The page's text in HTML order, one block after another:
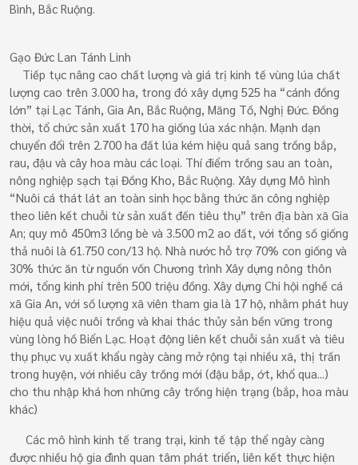
Bình, Bắc Ruộng.
Gạo Đức Lan Tánh Linh
Tiếp tục nâng cao chất lượng và giá trị kinh tế vùng lúa chất
lượng cao trên 3.000 ha, trong đó xây dựng 525 ha “cánh đồng
lớn” tại Lạc Tánh, Gia An, Bắc Ruộng, Măng Tố, Nghị Đức. Đồng
thời, tổ chức sản xuất 170 ha giống lúa xác nhận. Mạnh dạn
chuyển đổi trên 2.700 ha đất lúa kém hiệu quả sang trồng bắp,
rau, đậu và cây hoa màu các loại. Thí điểm trồng sau an toàn,
nông nghiệp sạch tại Đồng Kho, Bắc Ruộng. Xây dựng Mô hình
“Nuôi cá thát lát an toàn sinh học bằng thức ăn công nghiệp
theo liên kết chuỗi từ sản xuất đến tiêu thụ” trên địa bàn xã Gia
An; quy mô 450m3 lồng bè và 3.500 m2 ao đất, với tổng số giống
thả nuôi là 61.750 con/13 hộ. Nhà nước hỗ trợ 70% con giống và
30% thức ăn từ nguồn vốn Chương trình Xây dựng nông thôn
mới, tổng kinh phí trên 500 triệu đồng. Xây dựng Chi hội nghề cá
xã Gia An, với số lượng xã viên tham gia là 17 hộ, nhằm phát huy
hiệu quả việc nuôi trồng và khai thác thủy sản bền vững trong
vùng lòng hồ Biển Lạc. Hoạt động liên kết chuỗi sản xuất và tiêu
thụ phục vụ xuất khẩu ngày càng mở rộng tại nhiều xã, thị trấn
trong huyện, với nhiều cây trồng mới (đậu bắp, ớt, khổ qua...)
cho thu nhập khá hơn những cây trồng hiện trạng (bắp, hoa màu
khác)
Các mô hình kinh tế trang trại, kinh tế tập thể ngày càng
được nhiều hộ gia đình quan tâm phát triển, liên kết thực hiện